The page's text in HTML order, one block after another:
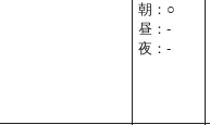
朝：○
昼：-
夜：-